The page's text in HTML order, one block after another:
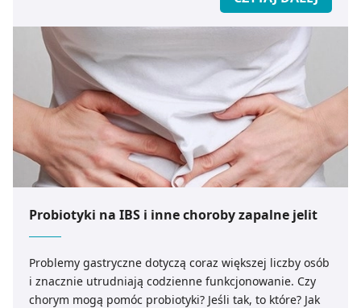
Probiotyki na IBS i inne choroby zapalne jelit
Problemy gastryczne dotyczą coraz większej liczby osób
i znacznie utrudniają codzienne funkcjonowanie. Czy
chorym mogą pomóc probiotyki? Jeśli tak, to które? Jak